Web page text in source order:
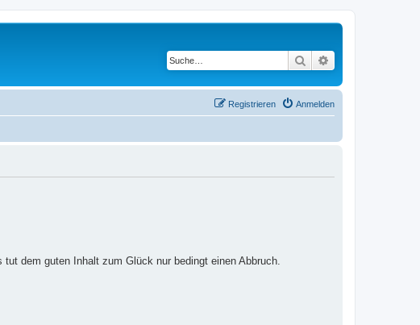
Suche
Anmelden
Registrieren
dem guten Inhalt zum Glück nur bedingt einen Abbruch.